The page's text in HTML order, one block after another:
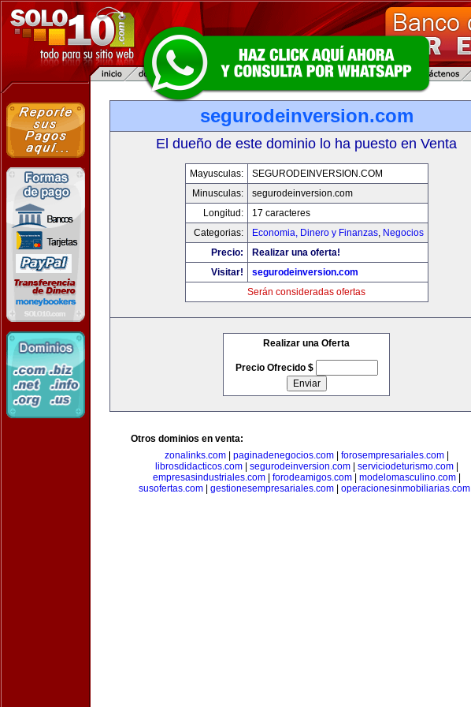
segurodeinversion.com
El dueño de este dominio lo ha puesto en Venta
Mayusculas:
SEGURODEINVERSION.COM
Minusculas:
segurodeinversion.com
Longitud:
17 caracteres
Categorias:
Economia, Dinero y Finanzas, Negocios
Precio:
Realizar una oferta!
Visitar!
segurodeinversion.com
Serán consideradas ofertas
Realizar una Oferta
Precio Ofrecido $
Otros dominios en venta:
zonalinks.com| paginadenegocios.com| forosempresariales.com|
librosdidacticos.com| segurodeinversion.com| serviciodeturismo.com|
empresasindustriales.com| forodeamigos.com| modelomasculino.com|
susofertas.com| gestionesempresariales.com| operacionesinmobiliarias.com|